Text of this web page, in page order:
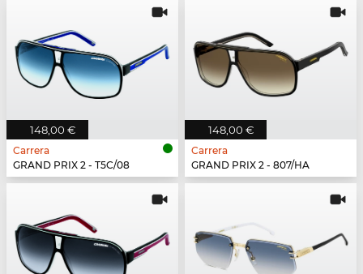
148,00 €
Carrera
GRAND PRIX 2 - T5C/08
148,00 €
Carrera
GRAND PRIX 2 - 807/HA